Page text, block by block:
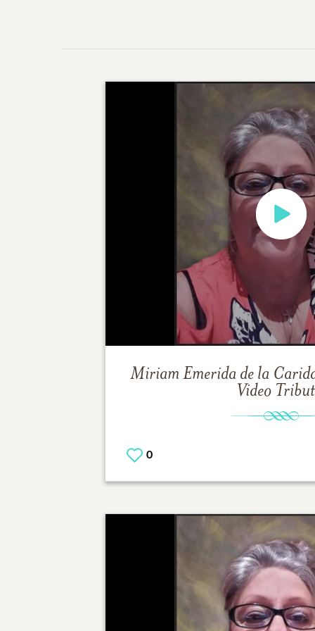
Miriam Emerida de la
Video
0